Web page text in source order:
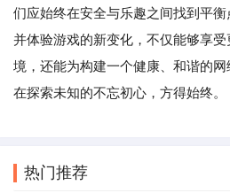
们应始终在安全与乐趣之间找到平
并体验游戏的新变化，不仅能够享
境，还能为构建一个健康、和谐的网
在探索未知的不忘初心，方得始终。
热门推荐